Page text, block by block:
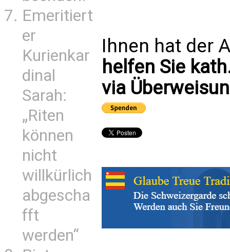
Emeritiert
er
Kurienkar
dinal
Sarah:
„Riten
können
nicht
willkürlich
abgescha
fft
werden“
Ihnen hat der
helfen Sie
via